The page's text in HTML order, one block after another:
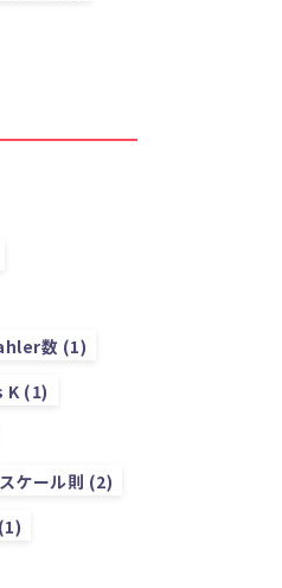
数 (1)
K (1)
スケール則 (2)